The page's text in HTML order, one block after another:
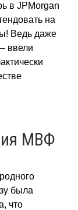
в JPMorgan
на
Ведь даже
ввели
МВФ
была
что